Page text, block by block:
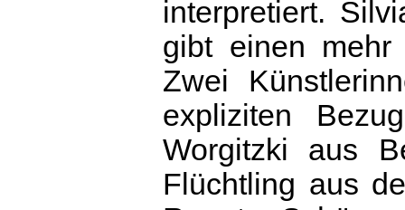
interpretiert.
gibt einen mehr
Zwei
expliziten
Worgitzki aus
Flüchtling aus